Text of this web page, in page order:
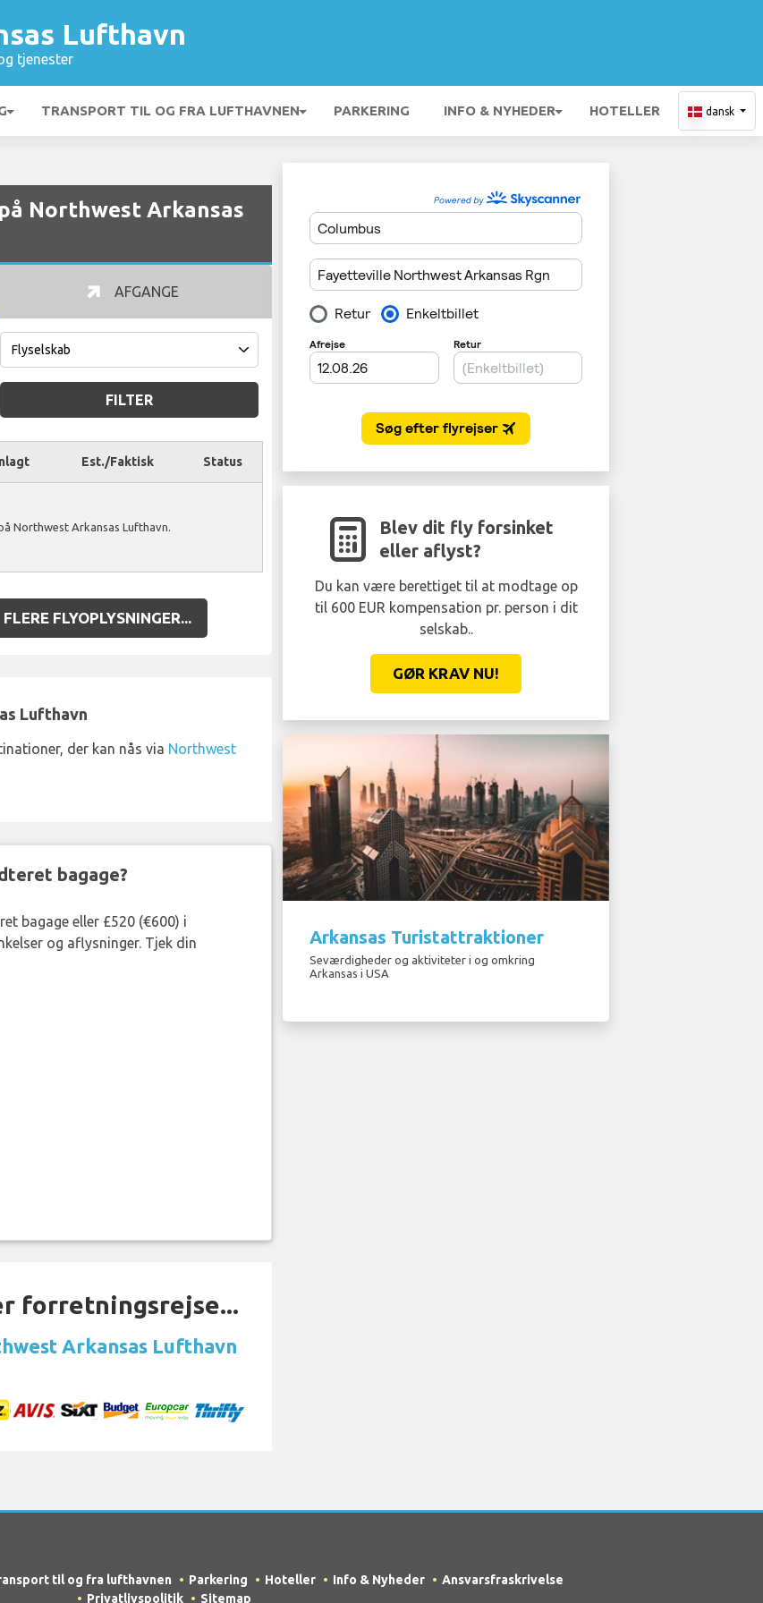
Lufthavn
tjenester
TRANSPORT TIL OG FRA LUFTHAVNEN PARKERING INFO & NYHEDER HOTELLER dansk
Northwest Arkansas
AFGANGE
FILTER
Est./Faktisk Status
Northwest Arkansas Lufthavn.
FLERE FLYOPLYSNINGER...
Lufthavn
der kan nås via Northwest
bagage?
bagage eller £520 (€600) i
og aflysninger. Tjek din
forretningsrejse...
Arkansas Lufthavn
Blev dit fly forsinket
eller aflyst?
Du kan være berettiget til at modtage op
til 600 EUR kompensation pr. person i dit
selskab..
GØR KRAV NU!
Arkansas Turistattraktioner
Seværdigheder og aktiviteter i og omkring
Arkansas i USA
til og fra lufthavnen Parkering Hoteller Info & Nyheder
Ansvarsfraskrivelse
Privatlivspolitik
Sitemap